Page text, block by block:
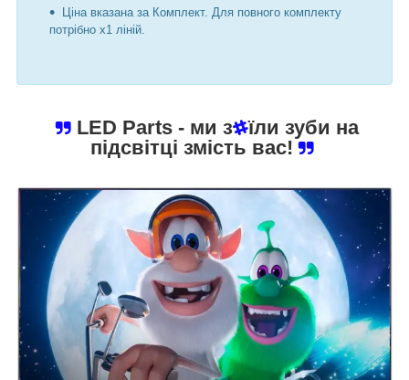
Ціна вказана за Комплект. Для повного комплекту
потрібно х1 ліній.
LED Parts - ми з
їли зуби на
підсвітці змість вас!